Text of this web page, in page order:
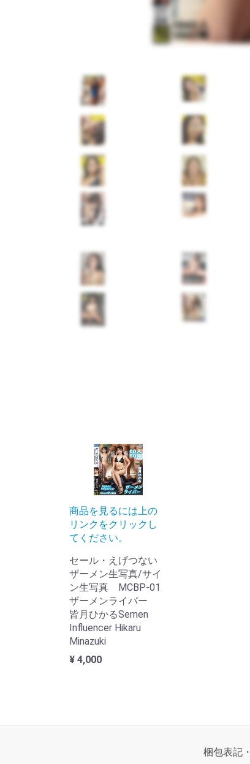
商品を見るには上の
リンクをクリックし
てください。
セール・えげつない
ザーメン生写真/サイ
ン生写真 MCBP-01
ザーメンライバー
皆月ひかるSemen
Influencer Hikaru
Minazuki
¥ 4,000
梱包表記